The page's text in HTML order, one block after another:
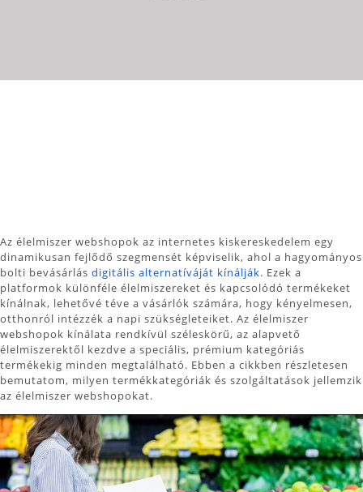
Az élelmiszer webshopok az internetes kiskereskedelem egy
dinamikusan fejlődő szegmensét képviselik, ahol a hagyományos
bolti bevásárlás digitális alternatíváját kínálják. Ezek a
platformok különféle élelmiszereket és kapcsolódó termékeket
kínálnak, lehetővé téve a vásárlók számára, hogy kényelmesen,
otthonról intézzék a napi szükségleteiket. Az élelmiszer
webshopok kínálata rendkívül széleskörű, az alapvető
élelmiszerektől kezdve a speciális, prémium kategóriás
termékekig minden megtalálható. Ebben a cikkben részletesen
bemutatom, milyen termékkategóriák és szolgáltatások jellemzik
az élelmiszer webshopokat.